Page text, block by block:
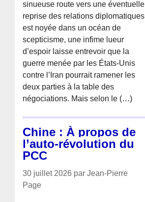
sinueuse route vers une éventuelle
reprise des relations diplomatiques
est noyée dans un océan de
scepticisme, une infime lueur
d’espoir laisse entrevoir que la
guerre menée par les États-Unis
contre l’Iran pourrait ramener les
deux parties à la table des
négociations. Mais selon le (…)
Chine : À propos de
l’auto-révolution du
PCC
30 juillet 2026 par Jean-Pierre
Page